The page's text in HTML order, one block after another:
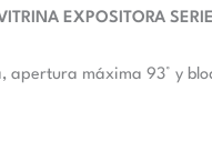
EXPOSITORA SERIE
máxima 93° y